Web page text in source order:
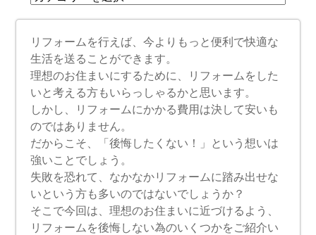
リフォームを行えば、今よりもっと便利で快適な
生活を送ることができます。
理想のお住まいにするために、リフォームをした
いと考える方もいらっしゃるかと思います。
しかし、リフォームにかかる費用は決して安いも
のではありません。
だからこそ、「後悔したくない！」という想いは
強いことでしょう。
失敗を恐れて、なかなかリフォームに踏み出せな
いという方も多いのではないでしょうか？
そこで今回は、理想のお住まいに近づけるよう、
リフォームを後悔しない為のいくつかをご紹介い